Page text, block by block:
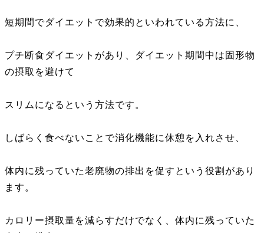
短期間でダイエットで効果的といわれている方法に、
プチ断食ダイエットがあり、ダイエット期間中は固形物
の摂取を避けて
スリムになるという方法です。
しばらく食べないことで消化機能に休憩を入れさせ、
体内に残っていた老廃物の排出を促すという役割があり
ます。
カロリー摂取量を減らすだけでなく、体内に残っていた